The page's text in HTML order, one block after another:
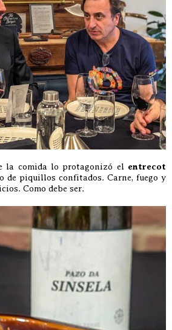
la comida lo protagonizó el entrecot
de piquillos confitados. Carne, fuego y
Como debe ser.